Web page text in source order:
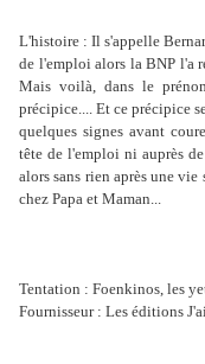
L'histoire : Il s'appelle
de l'emploi alors la BNP l'a
Mais voilà, dans le
précipice.... Et ce précipice
quelques signes avant
tête de l'emploi ni auprès
alors sans rien après une
chez Papa et Maman...
Tentation : Foenkinos, les
Fournisseur : Les éditions